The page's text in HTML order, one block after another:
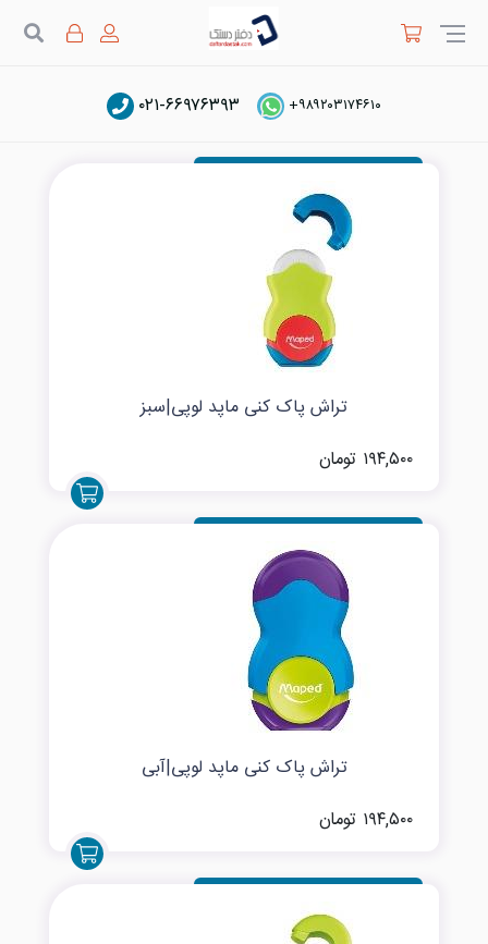
+۹۸۹۲۰۳۱۷۴۶۱۰ ۰۲۱-۶۶۹۷۶۳۹۳
تراش فانتزی دخترانه و پسرانه
تراش پاک کنی ماپد لوپی|سبز
۱۹۴,۵۰۰ تومان
تراش پاک کنی ماپد لوپی|آبی
۱۹۴,۵۰۰ تومان